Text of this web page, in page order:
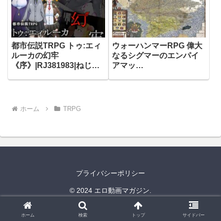
都市伝説TRPG トゥ:エィ
ルーカの幻牢
《序》|RJ381983|ねじま
ウォーハンマーRPG 偉大
なるシグマーのエンパイ
アマッ
ホーム TRPG
プライバシーポリシー
© 2024 エロ動画マガジン.
ホーム 検索 トップ サイドバー